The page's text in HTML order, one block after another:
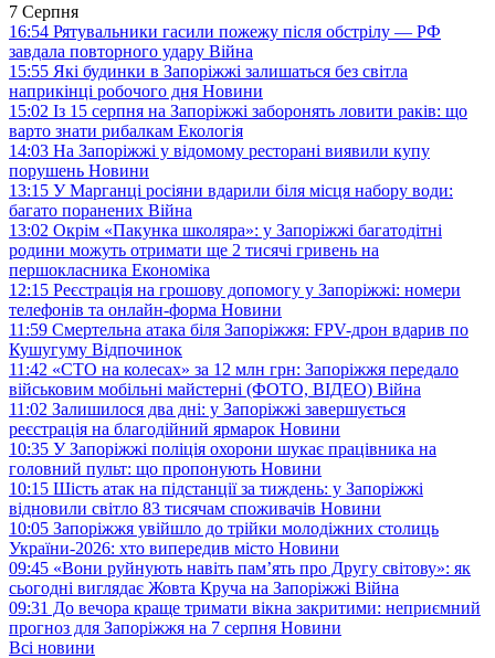
7 Серпня
16:54 Рятувальники гасили пожежу після обстрілу — РФ
завдала повторного удару Війна
15:55 Які будинки в Запоріжжі залишаться без світла
наприкінці робочого дня Новини
15:02 Із 15 серпня на Запоріжжі заборонять ловити раків: що
варто знати рибалкам Екологія
14:03 На Запоріжжі у відомому ресторані виявили купу
порушень Новини
13:15 У Марганці росіяни вдарили біля місця набору води:
багато поранених Війна
13:02 Окрім «Пакунка школяра»: у Запоріжжі багатодітні
родини можуть отримати ще 2 тисячі гривень на
першокласника Економіка
12:15 Реєстрація на грошову допомогу у Запоріжжі: номери
телефонів та онлайн-форма Новини
11:59 Смертельна атака біля Запоріжжя: FPV-дрон вдарив по
Кушугуму Відпочинок
11:42 «СТО на колесах» за 12 млн грн: Запоріжжя передало
військовим мобільні майстерні (ФОТО, ВІДЕО) Війна
11:02 Залишилося два дні: у Запоріжжі завершується
реєстрація на благодійний ярмарок Новини
10:35 У Запоріжжі поліція охорони шукає працівника на
головний пульт: що пропонують Новини
10:15 Шість атак на підстанції за тиждень: у Запоріжжі
відновили світло 83 тисячам споживачів Новини
10:05 Запоріжжя увійшло до трійки молодіжних столиць
України-2026: хто випередив місто Новини
09:45 «Вони руйнують навіть пам’ять про Другу світову»: як
сьогодні виглядає Жовта Круча на Запоріжжі Війна
09:31 До вечора краще тримати вікна закритими: неприємний
прогноз для Запоріжжя на 7 серпня Новини
Всі новини